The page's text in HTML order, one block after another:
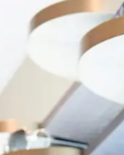
、名牌太陽眼鏡盡在台北